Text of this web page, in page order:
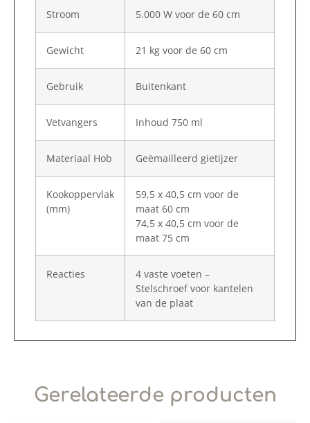
Stroom 5.000 W voor de 60 cm
Gewicht 21 kg voor de 60 cm
Gebruik Buitenkant
Vetvangers Inhoud 750 ml
Materiaal Hob Geëmailleerd gietijzer
Kookoppervlak
(mm)
59,5 x 40,5 cm voor de
maat 60 cm
74,5 x 40,5 cm voor de
maat 75 cm
Reacties
4 vaste voeten –
Stelschroef voor kantelen
van de plaat
Gerelateerde producten